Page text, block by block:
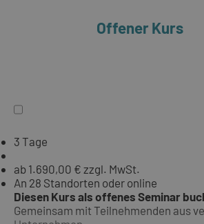
Offener Kurs
3 Tage
ab 1.690,00 € zzgl. MwSt.
An 28 Standorten oder online
Diesen Kurs als offenes Seminar
Gemeinsam mit Teilnehmenden aus